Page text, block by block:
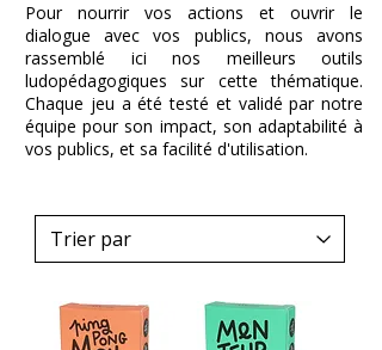
Pour nourrir vos actions et ouvrir le
dialogue avec vos publics, nous avons
rassemblé ici nos meilleurs outils
ludopédagogiques sur cette thématique.
Chaque jeu a été testé et validé par notre
équipe pour son impact, son adaptabilité à
vos publics, et sa facilité d'utilisation.